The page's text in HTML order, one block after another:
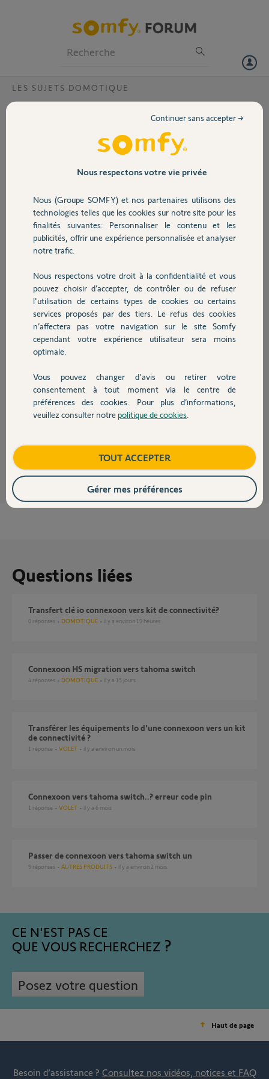
Volet
Sécurité
Domotique
Chauffage
Autres produits
Devis avec un pro
Contact
LES SUJETS DOMOTIQUE
pin connexoon désactivé?
pouvez vous me confirmer que le code 0820 9612 4791 est bien
désactivé ? (c'est une connexoon d'occasion que je voudrais acheter)
FITE
il y a presque 5 ans
Participer au fil de discussion
Réponses
Bonjour Fite,
Je vous confirme que ce boitier n'est pas activé.
Bonne journée.
Questions liées
transfert clé io connexoon vers kit de connectivité?
0 réponses DOMOTIQUE il y a environ 19 heures
Connexoon HS migration vers tahoma switch
4 réponses DOMOTIQUE il y a 15 jours
Transférer les équipements Io d'une connexoon vers un kit
de connectivité ?
1 réponse VOLET il y a environ un mois
connexoon vers tahoma switch..? erreur code pin
1 réponse VOLET il y a 6 mois
Passer de connexoon vers tahoma switch un
9 réponses AUTRES PRODUITS il y a environ 2 mois
CE N'EST PAS CE
QUE VOUS RECHERCHEZ
Posez votre question
Haut de page
Besoin d’assistance ? Consultez nos vidéos, notices et FAQ
Nous respectons votre vie privée
Nous (Groupe SOMFY) et nos partenaires utilisons des
technologies telles que les cookies sur notre site pour les
finalités suivantes: Personnaliser le contenu et les
publicités, offrir une expérience personnalisée et analyser
notre trafic.
Nous respectons votre droit à la confidentialité et vous
pouvez choisir d’accepter, de contrôler ou de refuser
l'utilisation de certains types de cookies ou certains
services proposés par des tiers. Le refus des cookies
n’affectera pas votre navigation sur le site Somfy
cependant votre expérience utilisateur sera moins
optimale.
Vous pouvez changer d'avis ou retirer votre
consentement à tout moment via le centre de
préférences des cookies. Pour plus d’informations,
veuillez consulter notre politique de cookies
Continuer sans accepter →
TOUT ACCEPTER
Gérer mes préférences